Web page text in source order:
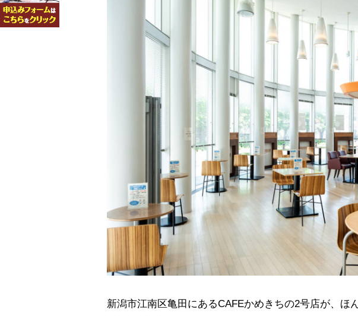
新潟市江南区亀田にあるCAFEかめきちの2号店が、ほ